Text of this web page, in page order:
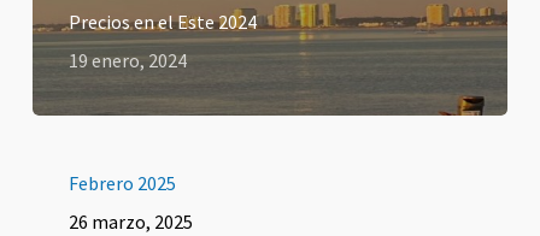
Precios en el Este 2024
19 enero, 2024
Febrero 2025
26 marzo, 2025